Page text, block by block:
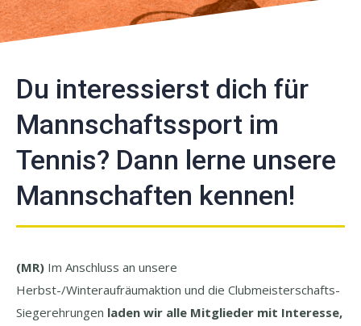
Du interessierst dich für
Mannschaftssport im
Tennis? Dann lerne unsere
Mannschaften kennen!
(MR) Im Anschluss an unsere
Herbst-/Winteraufräumaktion und die Clubmeisterschafts-
Siegerehrungen laden wir alle Mitglieder mit Interesse,